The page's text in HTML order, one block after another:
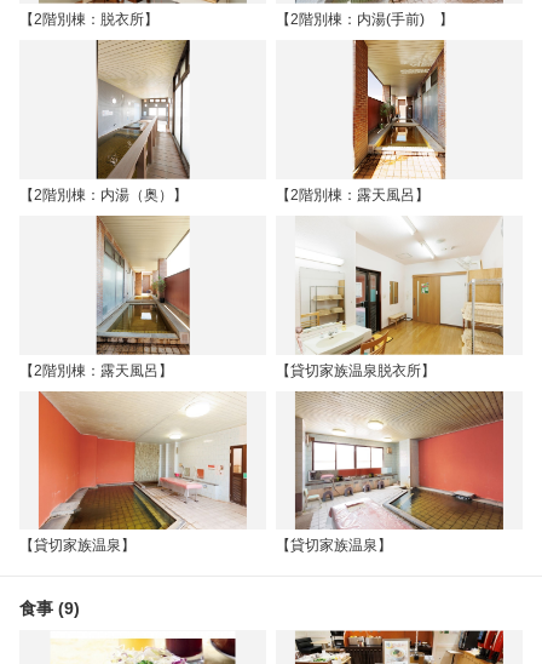
【2階別棟：脱衣所】 【2階別棟：内湯(手前) 】
【2階別棟：内湯（奥）】 【2階別棟：露天風呂】
【2階別棟：露天風呂】 【貸切家族温泉脱衣所】
【貸切家族温泉】 【貸切家族温泉】
食事 (9)